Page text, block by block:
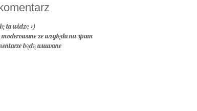
tu widzę :)
ze względu na spam
będą usuwane